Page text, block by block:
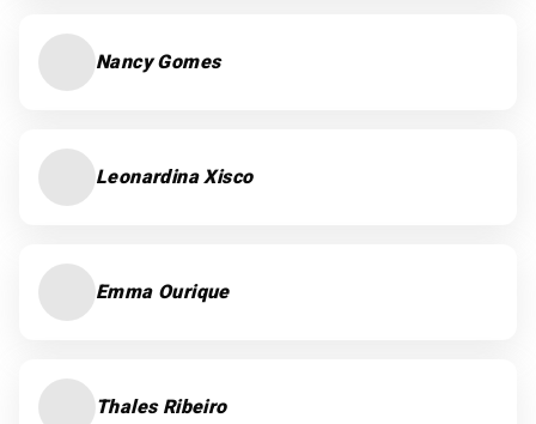
Nancy Gomes
Leonardina Xisco
Emma Ourique
Thales Ribeiro